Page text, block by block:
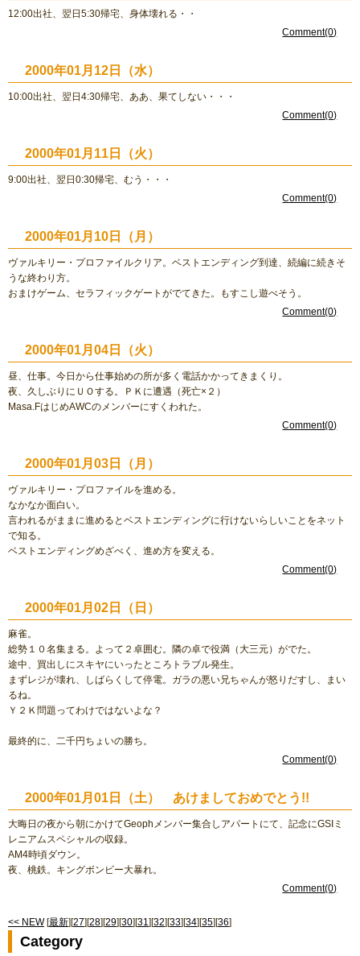
12:00出社、翌日5:30帰宅、身体壊れる・・
Comment(0)
2000年01月12日（水）
10:00出社、翌日4:30帰宅、ああ、果てしない・・・
Comment(0)
2000年01月11日（火）
9:00出社、翌日0:30帰宅、むう・・・
Comment(0)
2000年01月10日（月）
ヴァルキリー・プロファイルクリア。ベストエンディング到達、続編に続きそ
うな終わり方。
おまけゲーム、セラフィックゲートがでてきた。もすこし遊べそう。
Comment(0)
2000年01月04日（火）
昼、仕事。今日から仕事始めの所が多く電話かかってきまくり。
夜、久しぶりにＵＯする。ＰＫに遭遇（死亡×２）
Masa.FはじめAWCのメンバーにすくわれた。
Comment(0)
2000年01月03日（月）
ヴァルキリー・プロファイルを進める。
なかなか面白い。
言われるがままに進めるとベストエンディングに行けないらしいことをネット
で知る。
ベストエンディングめざべく、進め方を変える。
Comment(0)
2000年01月02日（日）
麻雀。
総勢１０名集まる。よって２卓囲む。隣の卓で役満（大三元）がでた。
途中、買出しにスキヤにいったところトラブル発生。
まずレジが壊れ、しばらくして停電。ガラの悪い兄ちゃんが怒りだすし、まい
るね。
Ｙ２Ｋ問題ってわけではないよな？
最終的に、二千円ちょいの勝ち。
Comment(0)
2000年01月01日（土） あけましておめでとう!!
大晦日の夜から朝にかけてGeophメンバー集合しアパートにて、記念にGSIミ
レニアムスペシャルの収録。
AM4時頃ダウン。
夜、桃鉄。キングボンビー大暴れ。
Comment(0)
<< NEW[最新][27][28][29][30][31][32][33][34][35][36]
Category